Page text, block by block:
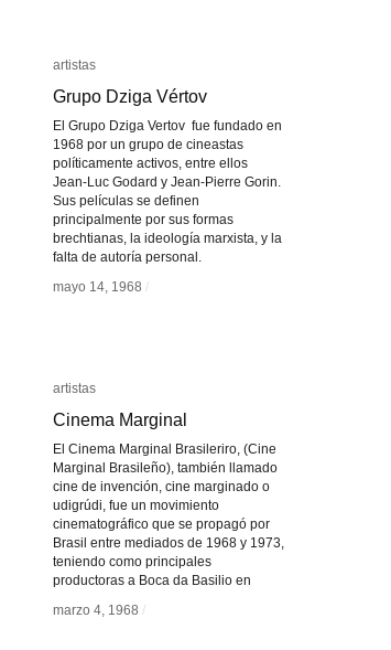
artistas
Grupo Dziga Vértov
El Grupo Dziga Vertov fue fundado en
1968 por un grupo de cineastas
políticamente activos, entre ellos
Jean-Luc Godard y Jean-Pierre Gorin.
Sus películas se definen
principalmente por sus formas
brechtianas, la ideología marxista, y la
falta de autoría personal.
mayo 14, 1968 /
artistas
Grupo Dziga Vértov
mayo 14, 1968 /
artistas
Cinema Marginal
El Cinema Marginal Brasileriro, (Cine
Marginal Brasileño), también llamado
cine de invención, cine marginado o
udigrúdi, fue un movimiento
cinematográfico que se propagó por
Brasil entre mediados de 1968 y 1973,
teniendo como principales
productoras a Boca da Basilio en
marzo 4, 1968 /
artistas
Cinema Marginal
marzo 4, 1968 /